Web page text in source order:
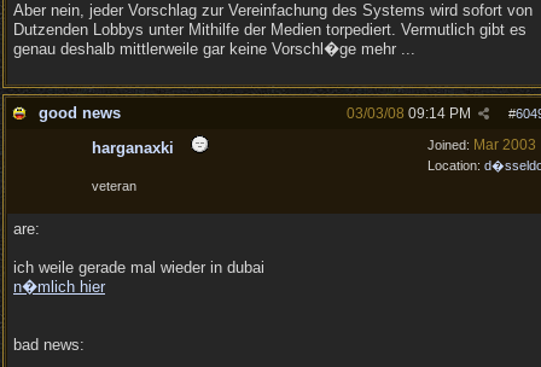
Aber nein, jeder Vorschlag zur Vereinfachung des Systems wird sofort von
Dutzenden Lobbys unter Mithilfe der Medien torpediert. Vermutlich gibt es
genau deshalb mittlerweile gar keine Vorschl�ge mehr ...
good news #
03/03/08 09:14 PM
Joined: Mar 2003
Location:
harganaxki
veteran
are:
ich weile gerade mal wieder in dubai
n�mlich hier
bad news: